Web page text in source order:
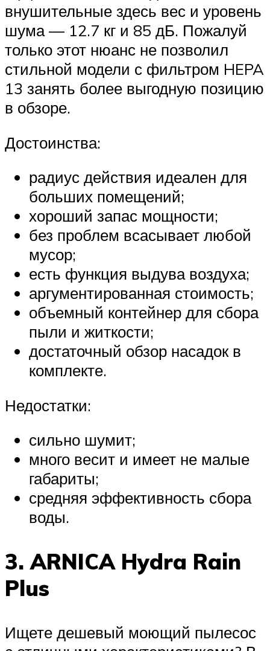
внушительные здесь вес и уровень
шума — 12.7 кг и 85 дБ. Пожалуй
только этот нюанс не позволил
стильной модели с фильтром HEPA
13 занять более выгодную позицию
в обзоре.
Достоинства:
радиус действия идеален для
больших помещений;
хороший запас мощности;
без проблем всасывает любой
мусор;
есть функция выдува воздуха;
аргументированная стоимость;
объемный контейнер для сбора
пыли и житкости;
достаточный обзор насадок в
комплекте.
Недостатки:
сильно шумит;
много весит и имеет не малые
габариты;
средняя эффективность сбора
воды.
3. ARNICA Hydra Rain
Plus
Ищете дешевый моющий пылесос